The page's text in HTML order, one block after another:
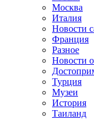
Москва
Италия
Новости
Франция
Разное
Новости
Турция
Музеи
История
Таиланд